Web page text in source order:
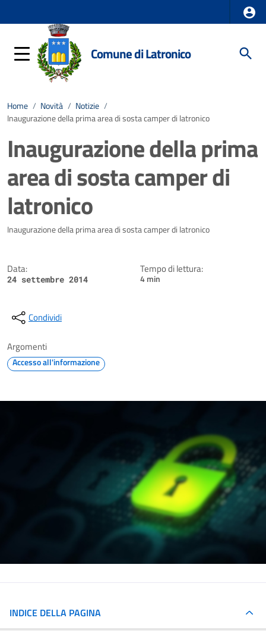
Comune di Latronico
Home / Novità / Notizie /
Inaugurazione della prima area di sosta camper di latronico
Inaugurazione della prima
area di sosta camper di
latronico
Dettagli della notizia
Inaugurazione della prima area di sosta camper di latronico
Data:
24 settembre 2014
Tempo di lettura:
4 min
Condividi
Argomenti
Accesso all'informazione
INDICE DELLA PAGINA